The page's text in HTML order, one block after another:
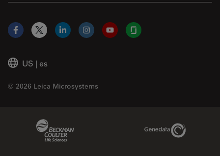
US | es
© 2026 Leica Microsystems
Facebook
X LinkedInInstagramYouTubeGlassdoor
Genedata Link